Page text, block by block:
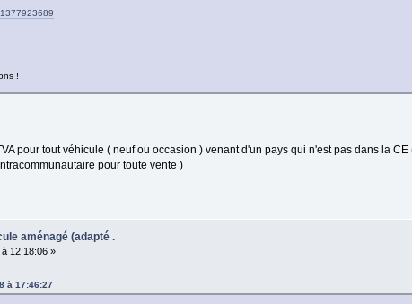
!
pour tout véhicule ( neuf ou occasion ) venant d'un pays qui n'est pas dans la CE
pour toute vente )
aménagé (adapté .
12:18:06 »
à 17:46:27